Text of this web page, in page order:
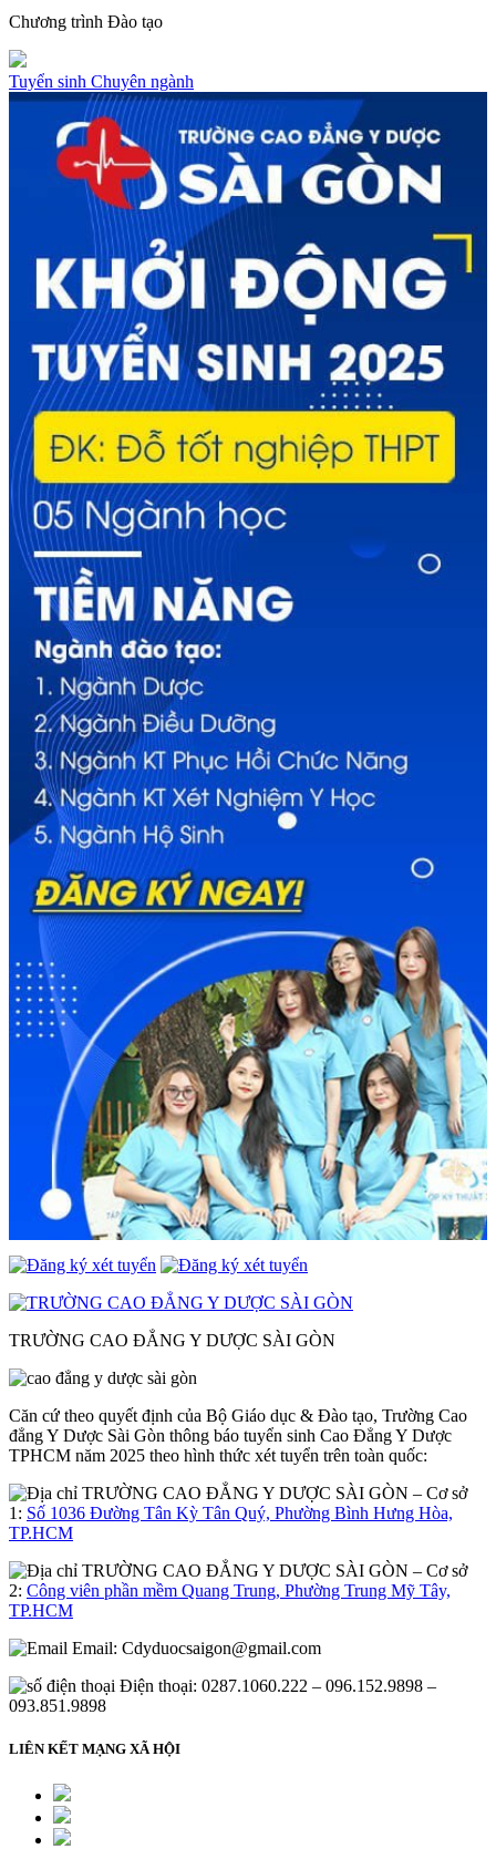
Chương trình Đào tạo
Tuyển sinh Chuyên ngành
TRƯỜNG CAO ĐẲNG Y DƯỢC SÀI GÒN
Căn cứ theo quyết định của Bộ Giáo dục & Đào tạo, Trường Cao
đẳng Y Dược Sài Gòn thông báo tuyển sinh Cao Đẳng Y Dược
TPHCM năm 2025 theo hình thức xét tuyển trên toàn quốc:
– Cơ sở
1: Số 1036 Đường Tân Kỳ Tân Quý, Phường Bình Hưng Hòa,
TP.HCM
– Cơ sở
2: Công viên phần mềm Quang Trung, Phường Trung Mỹ Tây,
TP.HCM
Email: Cdyduocsaigon@gmail.com
Điện thoại: 0287.1060.222 – 096.152.9898 –
093.851.9898
LIÊN KẾT MẠNG XÃ HỘI